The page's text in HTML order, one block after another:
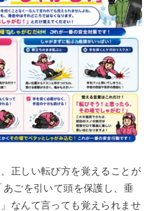
正しい転び方を覚えることが
ごを引いて頭を保護し、垂
なんて言っても覚えられませ